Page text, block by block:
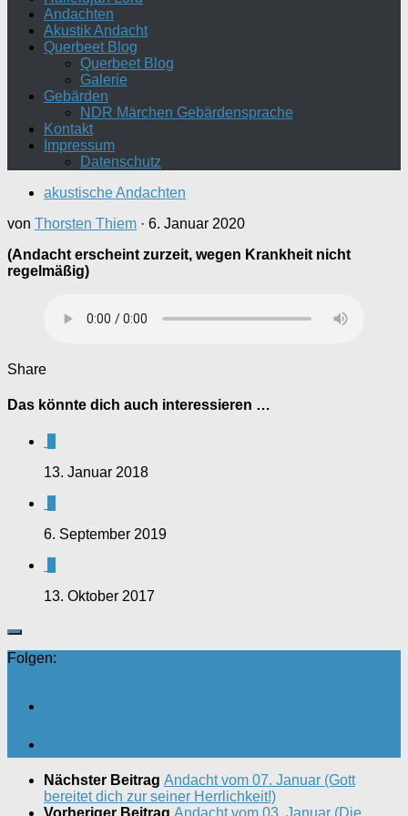
Andachten
Akustik Andacht
Querbeet Blog
Querbeet Blog
Galerie
Gebärden
NDR Märchen Gebärdensprache
Kontakt
Impressum
Datenschutz
akustische Andachten
von Thorsten Thiem · 6. Januar 2020
(Andacht erscheint zurzeit, wegen Krankheit nicht
regelmäßig)
Share
Das könnte dich auch interessieren …
13. Januar 2018
6. September 2019
13. Oktober 2017
Folgen:
Nächster Beitrag Andacht vom 07. Januar (Gott
bereitet dich zur seiner Herrlichkeit!)
Vorheriger Beitrag Andacht vom 03. Januar (Die